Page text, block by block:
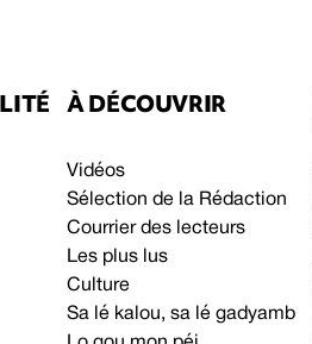
À DÉCOUVRIR
Vidéos
Sélection de la Rédaction
Courrier des lecteurs
Les plus lus
Culture
Sa lé kalou, sa lé gadyamb